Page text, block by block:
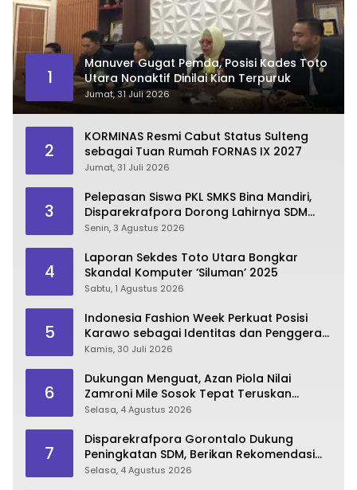
1
Manuver Gugat Pemda, Posisi Kades Toto
Utara Nonaktif Dinilai Kian Terpuruk
Jumat, 31 Juli 2026
2
KORMINAS Resmi Cabut Status Sulteng
sebagai Tuan Rumah FORNAS IX 2027
Jumat, 31 Juli 2026
3
Pelepasan Siswa PKL SMKS Bina Mandiri,
Disparekrafpora Dorong Lahirnya SDM
Pariwisata Unggul
Senin, 3 Agustus 2026
4
Laporan Sekdes Toto Utara Bongkar
Skandal Komputer ‘Siluman’ 2025
Sabtu, 1 Agustus 2026
5
Indonesia Fashion Week Perkuat Posisi
Karawo sebagai Identitas dan Penggerak
Ekonomi Kreatif Gorontalo
Kamis, 30 Juli 2026
6
Dukungan Menguat, Azan Piola Nilai
Zamroni Mile Sosok Tepat Teruskan
Pembangunan Bone Bolango
Selasa, 4 Agustus 2026
7
Disparekrafpora Gorontalo Dukung
Peningkatan SDM, Berikan Rekomendasi
Studi S3 bagi Pegawai
Selasa, 4 Agustus 2026